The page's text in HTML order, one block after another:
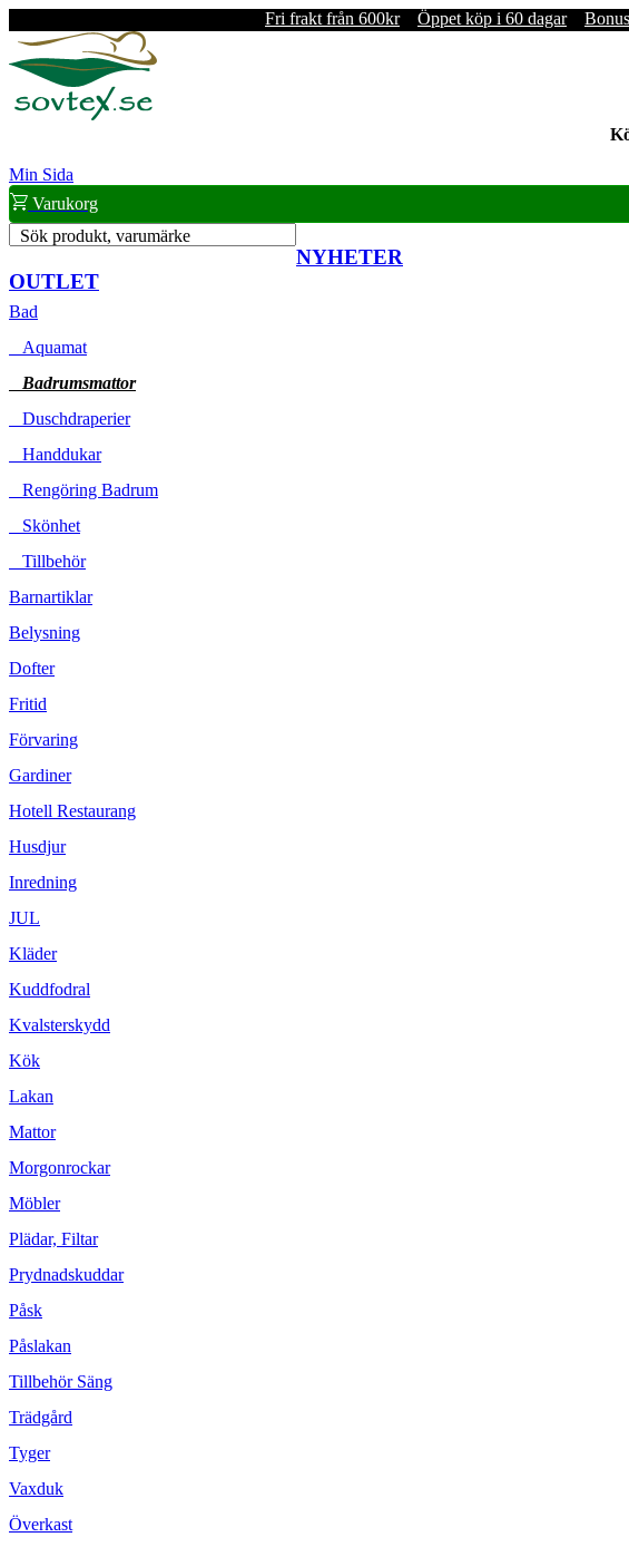
Fri frakt från 600kr Öppet köp i 60 dagar
Min Sida
Varukorg
Sök produkt, varumärke
NYHETER
OUTLET
Bad
Aquamat
Badrumsmattor
Duschdraperier
Handdukar
Rengöring Badrum
Skönhet
Tillbehör
Barnartiklar
Belysning
Dofter
Fritid
Förvaring
Gardiner
Hotell Restaurang
Husdjur
Inredning
JUL
Kläder
Kuddfodral
Kvalsterskydd
Kök
Lakan
Mattor
Morgonrockar
Möbler
Plädar, Filtar
Prydnadskuddar
Påsk
Påslakan
Tillbehör Säng
Trädgård
Tyger
Vaxduk
Överkast